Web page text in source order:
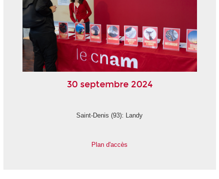
30 septembre 2024
Saint-Denis (93): Landy
Plan d'accès